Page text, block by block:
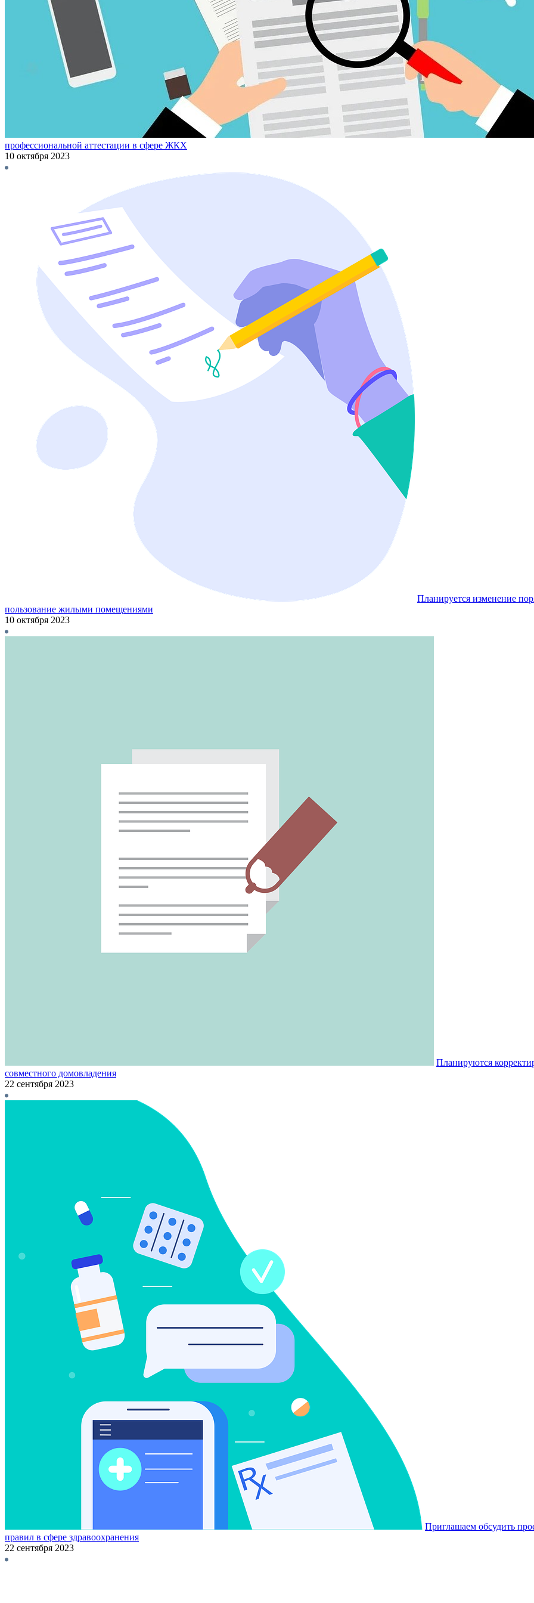
профессиональной аттестации в сфере ЖКХ
10 октября 2023
Планируется изменение
пользование жилыми помещениями
10 октября 2023
Планируются
совместного домовладения
22 сентября 2023
Приглашаем обсудить
правил в сфере здравоохранения
22 сентября 2023